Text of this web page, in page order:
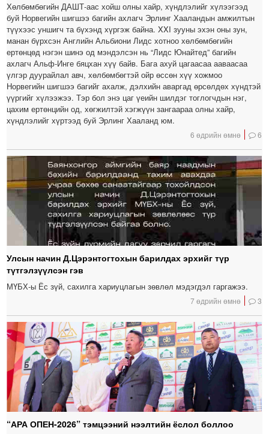
Хөлбөмбөгийн ДАШТ-аас хойш олны хайр, хүндлэлийг хүлээгээд
буй Норвегийн шигшээ багийн ахлагч Эрлинг Хааландын амжилтын
түүхээс уншигч та бүхэнд хүргэж байна. XXI зууны эхэн оны зун,
манан бүрхсэн Английн Альбиони Лидс хотноо хөлбөмбөгийн
ертөнцөд нэгэн шинэ од мэндэлсэн нь “Лидс Юнайтед” багийн
ахлагч Альф-Инге бяцхан хүү байв. Бага ахуй цагаасаа ааваасаа
үлгэр дуурайлал авч, хөлбөмбөгтэй ойр өссөн хүү хожмоо
Норвегийн шигшээ багийг ахалж, дэлхийн аваргад өрсөлдөх хүндтэй
үүргийг хүлээжээ. Тэр бол энэ цаг үеийн шилдэг тоглогчдын нэг,
цахим ертөнцийн од, хөгжилтэй хэгжүүн зангаараа олны хайр,
хүндлэлийг хүртээд буй Эрлинг Хааланд юм.
6 өдрийн өмнө 6
Улсын начин Д.Цэрэнтогтохын барилдах эрхийг түр
түтгэлзүүлсэн гэв
МҮБХ-ы Ёс зүй, сахилга хариуцлагын зөвлөл мэдэгдэл гаргажээ.
7 өдрийн өмнө 3
“АРА ОПЕН-2026” тэмцээний нээлтийн ёслол боллоо